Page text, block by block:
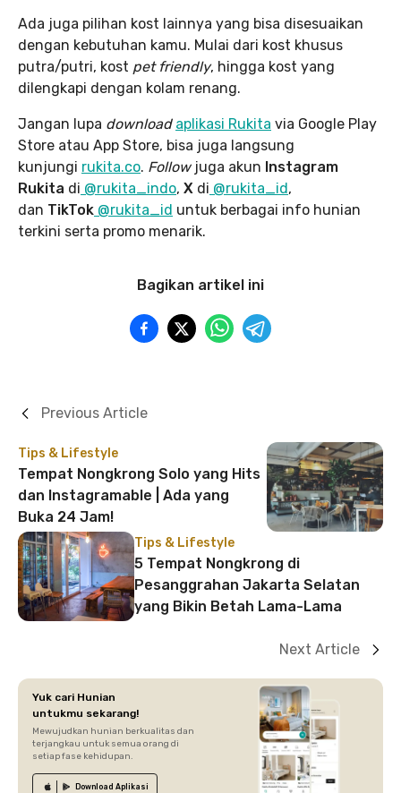
Ada juga pilihan kost lainnya yang bisa disesuaikan
dengan kebutuhan kamu. Mulai dari kost khusus
putra/putri, kost pet friendly, hingga kost yang
dilengkapi dengan kolam renang.
Jangan lupa download aplikasi Rukita via Google Play
Store atau App Store, bisa juga langsung
kunjungi rukita.co. Followjuga akun Instagram
Rukita di @rukita_indo, X di @rukita_id,
dan TikTok @rukita_id untuk berbagai info hunian
terkini serta promo menarik.
Bagikan artikel ini
Tips & Lifestyle
Tempat Nongkrong Solo yang Hits
dan Instagramable | Ada yang
Buka 24 Jam!
Previous Article
Tips & Lifestyle
5 Tempat Nongkrong di
Pesanggrahan Jakarta Selatan
yang Bikin Betah Lama-Lama
Next Article
Yuk cari Hunian
untukmu sekarang!
Mewujudkan hunian berkualitas dan
terjangkau untuk semua orang di
setiap fase kehidupan.
Download Aplikasi